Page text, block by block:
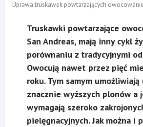
Uprawa truskawek powtarzających owocowanie
Truskawki powtarzające
San Andreas, mają inny cykl
porównaniu z tradycyjnymi
Owocują nawet przez pięć
roku. Tym samym
znacznie wyższych plonów a
wymagają szeroko
pielęgnacyjnych. Jak można i